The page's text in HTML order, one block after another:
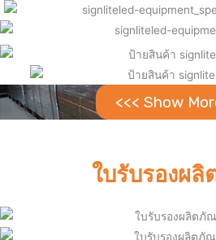
<<< Show
ใบรับรองผ